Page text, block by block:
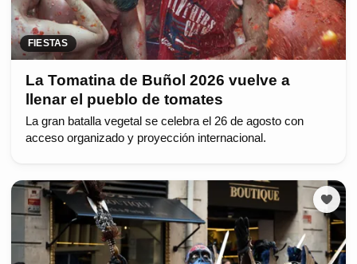
FIESTAS
La Tomatina de Buñol 2026 vuelve a
llenar el pueblo de tomates
La gran batalla vegetal se celebra el 26 de agosto con
acceso organizado y proyección internacional.